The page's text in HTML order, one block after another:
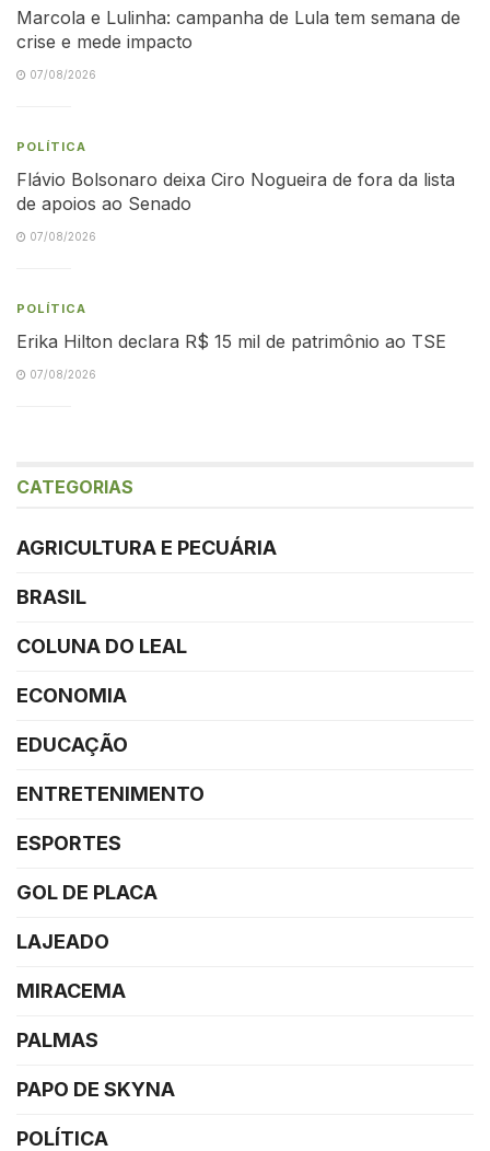
Marcola e Lulinha: campanha de Lula tem semana de
crise e mede impacto
07/08/2026
POLÍTICA
Flávio Bolsonaro deixa Ciro Nogueira de fora da lista
de apoios ao Senado
07/08/2026
POLÍTICA
Erika Hilton declara R$ 15 mil de patrimônio ao TSE
07/08/2026
CATEGORIAS
AGRICULTURA E PECUÁRIA
BRASIL
COLUNA DO LEAL
ECONOMIA
EDUCAÇÃO
ENTRETENIMENTO
ESPORTES
GOL DE PLACA
LAJEADO
MIRACEMA
PALMAS
PAPO DE SKYNA
POLÍTICA